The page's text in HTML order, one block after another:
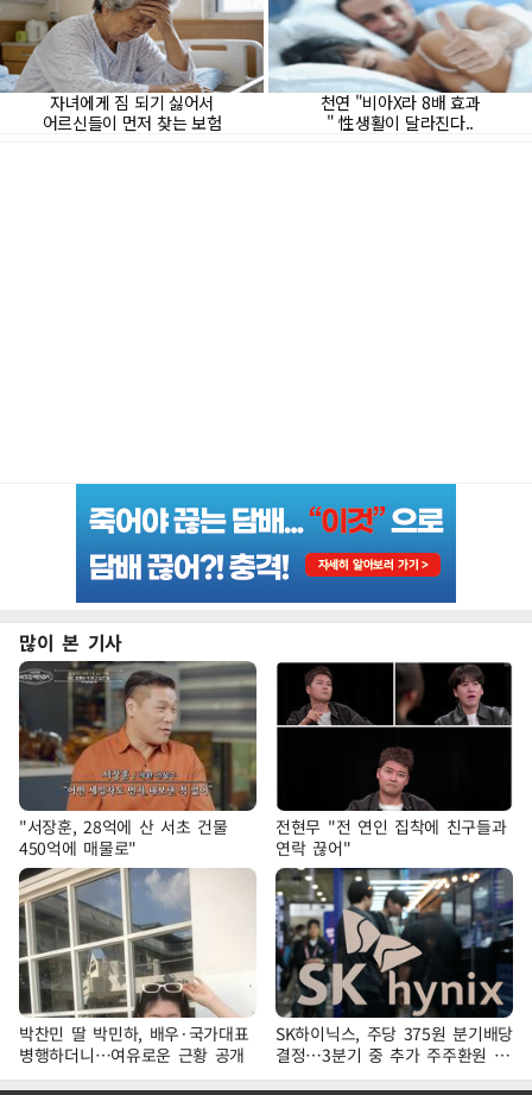
많이 본 기사
"서장훈, 28억에 산 서초 건물
450억에 매물로"
전현무 "전 연인 집착에 친구들과
연락 끊어"
박찬민 딸 박민하, 배우·국가대표
병행하더니…여유로운 근황 공개
SK하이닉스, 주당 375원 분기배당
결정…3분기 중 추가 주주환원 발
표